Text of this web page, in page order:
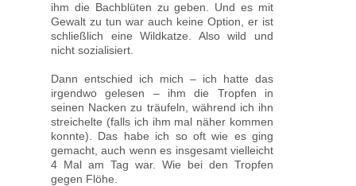
ihm die Bachblüten zu geben. Und es mit
Gewalt zu tun war auch keine Option, er ist
schließlich eine Wildkatze. Also wild und
nicht sozialisiert.
Dann entschied ich mich – ich hatte das
irgendwo gelesen – ihm die Tropfen in
seinen Nacken zu träufeln, während ich ihn
streichelte (falls ich ihm mal näher kommen
konnte). Das habe ich so oft wie es ging
gemacht, auch wenn es insgesamt vielleicht
4 Mal am Tag war. Wie bei den Tropfen
gegen Flöhe.